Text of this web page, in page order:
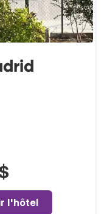
l'hôtel